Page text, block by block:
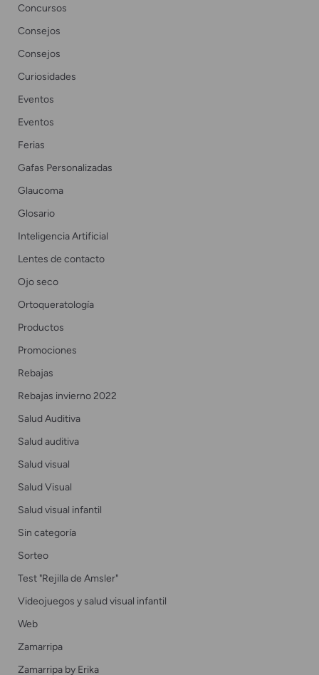
Concursos
Consejos
Consejos
Curiosidades
Eventos
Eventos
Ferias
Gafas Personalizadas
Glaucoma
Glosario
Inteligencia Artificial
Lentes de contacto
Ojo seco
Ortoqueratología
Productos
Promociones
Rebajas
Rebajas invierno 2022
Salud Auditiva
Salud auditiva
Salud visual
Salud Visual
Salud visual infantil
Sin categoría
Sorteo
Test "Rejilla de Amsler"
Videojuegos y salud visual infantil
Web
Zamarripa
Zamarripa by Erika